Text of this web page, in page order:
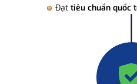
Đạt tiêu chuẩn quốc